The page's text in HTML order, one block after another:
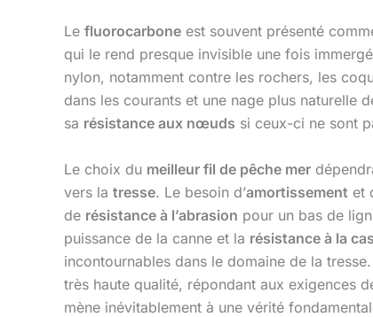
Le fluorocarbone est souvent présenté
qui le rend presque invisible une fois
nylon, notamment contre les rochers, les
dans les courants et une nage plus naturelle
sa résistance aux nœuds si ceux-ci ne sont
Le choix du meilleur fil de pêche mer
vers la tresse. Le besoin d’amortissement et
de résistance à l’abrasion pour un bas de
puissance de la canne et la résistance à la
incontournables dans le domaine de la
très haute qualité, répondant aux exigences
mène inévitablement à une vérité